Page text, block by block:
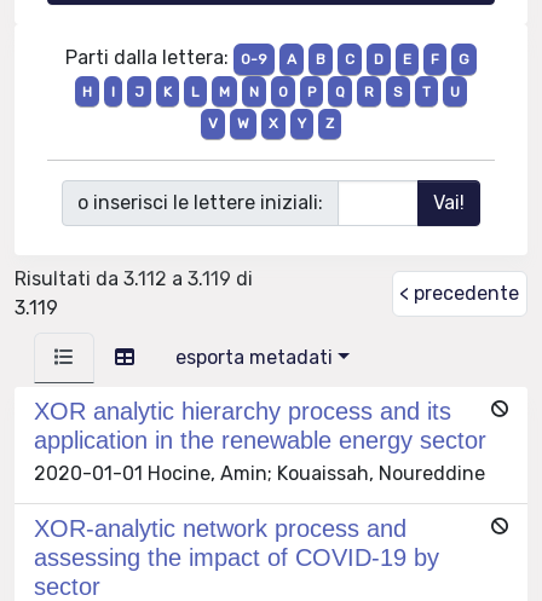
Parti dalla lettera: 0-9 A B C D E F
G
H
I J K L M N O P Q R S T
U
V
W X Y Z
o inserisci le lettere iniziali:
Risultati da 3.112 a 3.119 di
3.119
< precedente
esporta metadati
XOR analytic hierarchy process and its
application in the renewable energy sector
2020-01-01 Hocine, Amin; Kouaissah, Noureddine
XOR-analytic network process and
assessing the impact of COVID-19 by
sector